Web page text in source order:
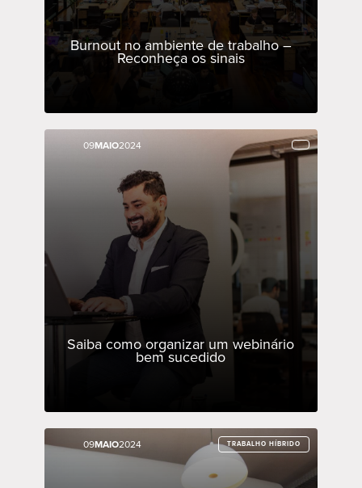
Burnout no ambiente de trabalho –
Reconheça os sinais
09MAIO2024
Saiba como organizar um webinário
bem sucedido
09MAIO2024
09MAIO2024 TRABALHO HÍBRIDO
09MAIO2024 TRABALHO HÍBRIDO